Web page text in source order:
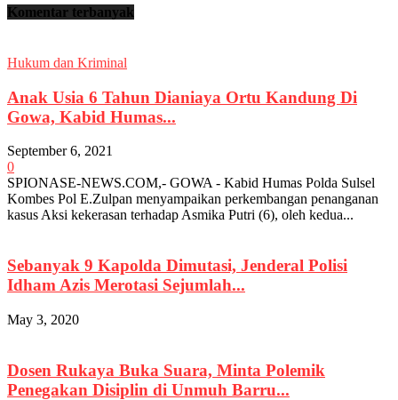
Komentar terbanyak
Hukum dan Kriminal
Anak Usia 6 Tahun Dianiaya Ortu Kandung Di
Gowa, Kabid Humas...
September 6, 2021
0
SPIONASE-NEWS.COM,- GOWA - Kabid Humas Polda Sulsel
Kombes Pol E.Zulpan menyampaikan perkembangan penanganan
kasus Aksi kekerasan terhadap Asmika Putri (6), oleh kedua...
Sebanyak 9 Kapolda Dimutasi, Jenderal Polisi
Idham Azis Merotasi Sejumlah...
May 3, 2020
Dosen Rukaya Buka Suara, Minta Polemik
Penegakan Disiplin di Unmuh Barru...